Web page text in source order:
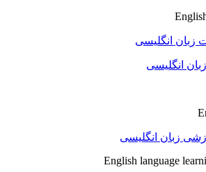
زبان انگلیسی
انگلیسی
زبان انگلیسی
English language